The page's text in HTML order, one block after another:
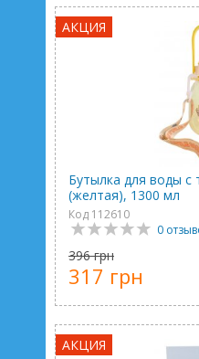
АКЦИЯ
Бутылка для воды с
(желтая), 1300 мл
Код 112610
0
396 грн
317 грн
АКЦИЯ